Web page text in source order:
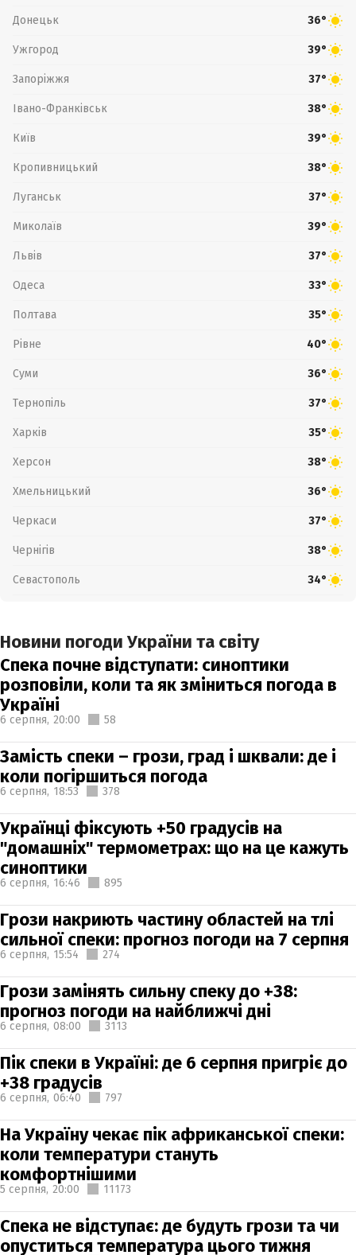
Донецьк 36°
Ужгород 39°
Запоріжжя 37°
Івано-Франківськ 38°
Київ 39°
Кропивницький 38°
Луганськ 37°
Миколаїв 39°
Львів 37°
Одеса 33°
Полтава 35°
Рівне 40°
Суми 36°
Тернопіль 37°
Харків 35°
Херсон 38°
Хмельницький 36°
Черкаси 37°
Чернігів 38°
Севастополь 34°
Новини погоди України та світу
Спека почне відступати: синоптики
розповіли, коли та як зміниться погода в
Україні
6 серпня, 20:00 58
Замість спеки – грози, град і шквали: де і
коли погіршиться погода
6 серпня, 18:53 378
Українці фіксують +50 градусів на
"домашніх" термометрах: що на це кажуть
синоптики
6 серпня, 16:46 895
Грози накриють частину областей на тлі
сильної спеки: прогноз погоди на 7 серпня
6 серпня, 15:54 274
Грози замінять сильну спеку до +38:
прогноз погоди на найближчі дні
6 серпня, 08:00 3113
Пік спеки в Україні: де 6 серпня пригріє до
+38 градусів
6 серпня, 06:40 797
На Україну чекає пік африканської спеки:
коли температури стануть
комфортнішими
5 серпня, 20:00 11173
Спека не відступає: де будуть грози та чи
опуститься температура цього тижня